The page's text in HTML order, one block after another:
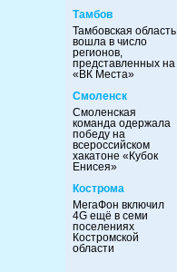
Тамбов
Тамбовская область
вошла в число
регионов,
представленных на
«ВК Места»
Смоленск
Смоленская
команда одержала
победу на
всероссийском
хакатоне «Кубок
Енисея»
Кострома
МегаФон включил
4G ещё в семи
поселениях
Костромской
области